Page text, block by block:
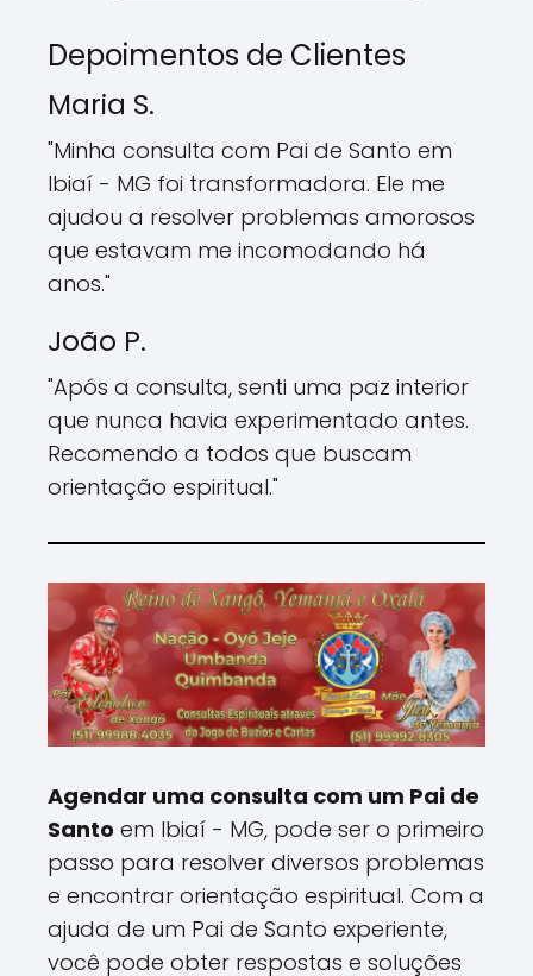
Depoimentos de Clientes
Maria S.
"Minha consulta com Pai de Santo em
Ibiaí - MG foi transformadora. Ele me
ajudou a resolver problemas amorosos
que estavam me incomodando há
anos."
João P.
"Após a consulta, senti uma paz interior
que nunca havia experimentado antes.
Recomendo a todos que buscam
orientação espiritual."
Agendar uma consulta com um Pai de
Santo em Ibiaí - MG, pode ser o primeiro
passo para resolver diversos problemas
e encontrar orientação espiritual. Com a
ajuda de um Pai de Santo experiente,
você pode obter respostas e soluções